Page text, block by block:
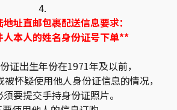
4.
址直邮包裹配送信息要求：
人本人的姓名身份证号下单**
证出生年份在1971年及以前，
怀疑使用他人身份证信息的情况，
要提交手持身份证照片。